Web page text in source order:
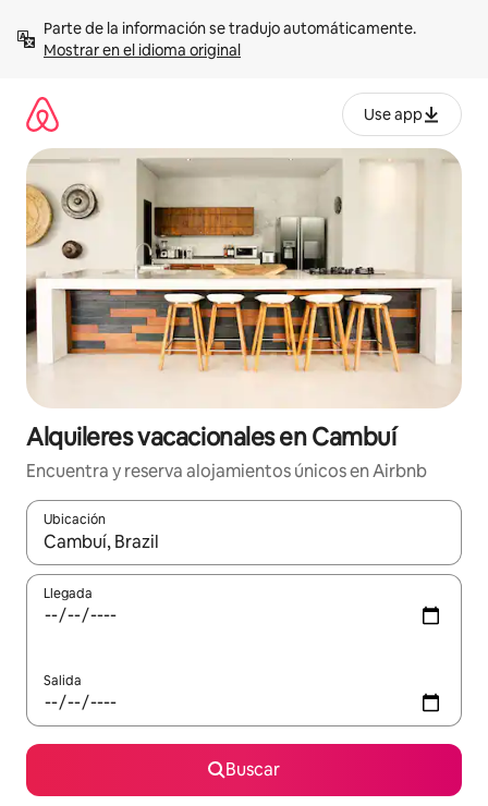
contenidoMostrar en el idioma original
Use app
Alquileres vacacionales en Cambuí
Encuentra y reserva alojamientos únicos en Airbnb
Ubicación
Cuando los resultados estén disponibles, navega con las
Llegada
Salida
Buscar